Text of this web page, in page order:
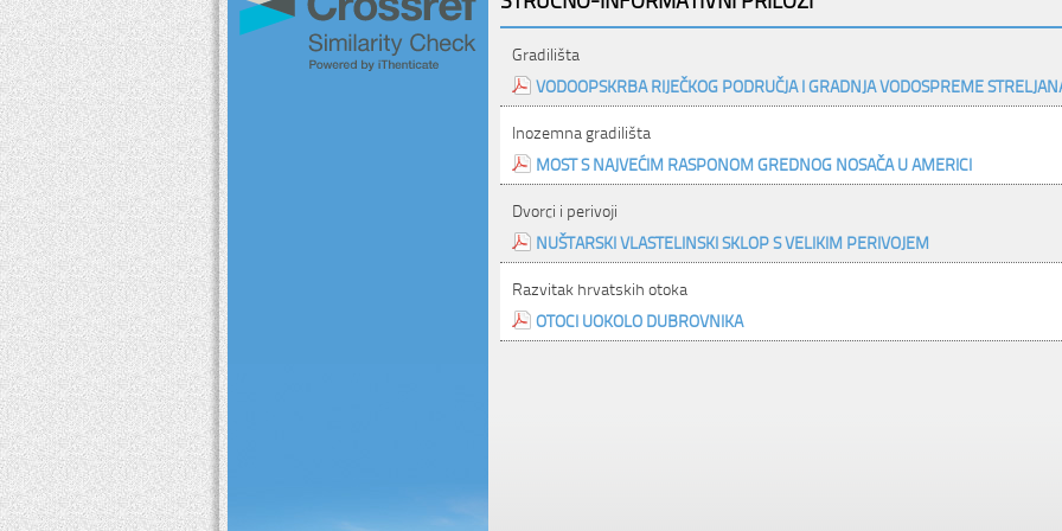
Gradilišta
VODOOPSKRBA RIJEČKOG PODRUČJA I GRADNJA VODOSPREME
Inozemna gradilišta
MOST S NAJVEĆIM RASPONOM GREDNOG NOSAČA U AMERICI
Dvorci i perivoji
NUŠTARSKI VLASTELINSKI SKLOP S VELIKIM PERIVOJEM
Razvitak hrvatskih otoka
OTOCI UOKOLO DUBROVNIKA